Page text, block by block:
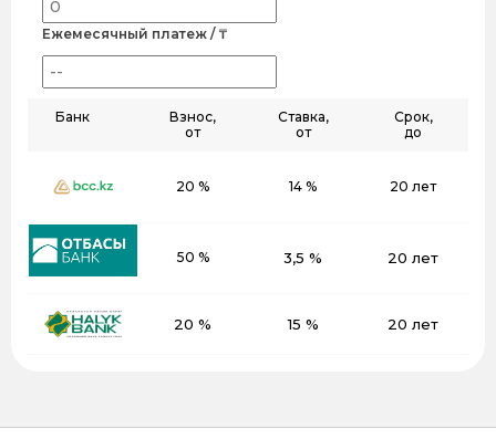
Ежемесячный платеж / ₸
Банк
Взнос,
от
Ставка,
от
Срок,
до
20 % 14 % 20 лет
50 % 3,5 % 20 лет
20 % 15 % 20 лет